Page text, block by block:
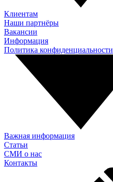
Клиентам
Наши партнёры
Вакансии
Информация
Политика конфиденциальности
Важная информация
Статьи
СМИ о нас
Контакты